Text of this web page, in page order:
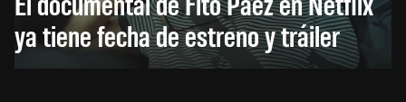
ya tiene fecha de estreno y tráiler